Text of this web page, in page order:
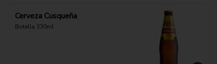
Cerveza Cusqueña
Botella 330ml